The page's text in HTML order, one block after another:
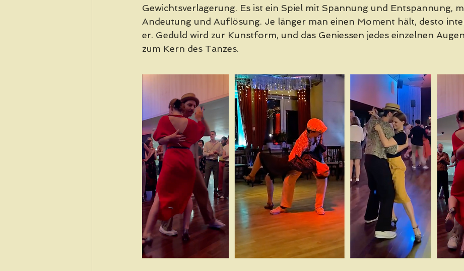
Gewichtsverlagerung. Es ist ein Spiel mit Spannung und Entspannung,
Andeutung und Auflösung. Je länger man einen Moment hält, desto
er. Geduld wird zur Kunstform, und das Geniessen jedes einzelnen
zum Kern des Tanzes.